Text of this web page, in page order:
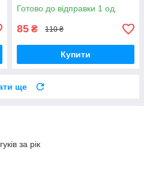
Готово до відправки 1 од.
85 ₴ 110 ₴
Купити
ще
за рік